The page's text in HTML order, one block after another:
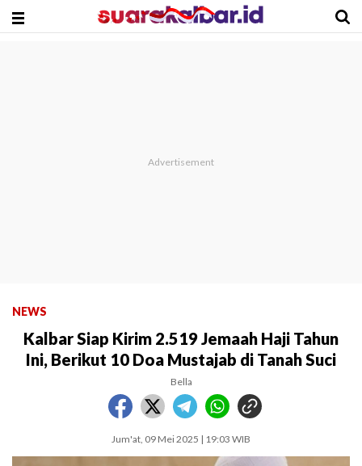
NEWS
Kalbar Siap Kirim 2.519 Jemaah Haji Tahun
Ini, Berikut 10 Doa Mustajab di Tanah Suci
Bella
Jum'at, 09 Mei 2025 | 19:03 WIB